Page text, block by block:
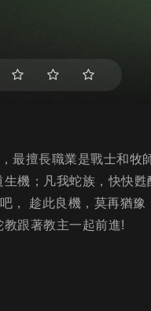
最擅長職業是戰士和牧
機；凡我蛇族，快快甦
， 趁此良機，莫再猶豫
跟著教主一起前進!